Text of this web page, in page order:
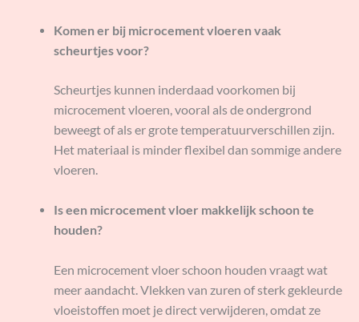
Komen er bij microcement vloeren vaak
scheurtjes voor?
Scheurtjes kunnen inderdaad voorkomen bij
microcement vloeren, vooral als de ondergrond
beweegt of als er grote temperatuurverschillen zijn.
Het materiaal is minder flexibel dan sommige andere
vloeren.
Is een microcement vloer makkelijk schoon te
houden?
Een microcement vloer schoon houden vraagt wat
meer aandacht. Vlekken van zuren of sterk gekleurde
vloeistoffen moet je direct verwijderen, omdat ze